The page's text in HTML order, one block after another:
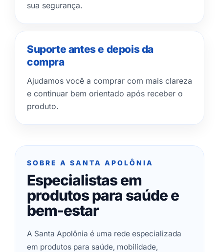
sua segurança.
Suporte antes e depois da
compra
Ajudamos você a comprar com mais clareza
e continuar bem orientado após receber o
produto.
SOBRE A SANTA APOLÔNIA
Especialistas em
produtos para saúde e
bem-estar
A Santa Apolônia é uma rede especializada
em produtos para saúde, mobilidade,